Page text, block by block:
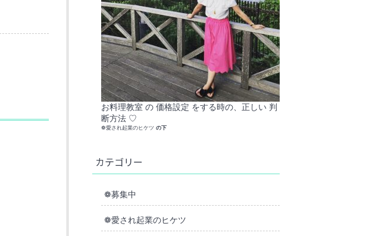
お料理教室 の 価格設定 をする時の、正しい 判
断方法 ♡
❁愛され起業のヒケツ の下
カテゴリー
❁募集中
❁愛され起業のヒケツ